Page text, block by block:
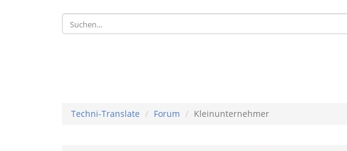
Techni-Translate Forum Kleinunternehmer